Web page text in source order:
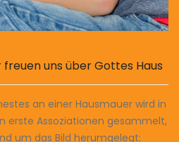
freuen uns über Gottes Haus
an einer Hausmauer wird in
erste Assoziationen gesammelt,
um das Bild herumgelegt: